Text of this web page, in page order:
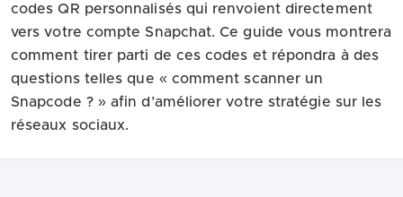
codes QR personnalisés qui renvoient directement
vers votre compte Snapchat. Ce guide vous montrera
comment tirer parti de ces codes et répondra à des
questions telles que « comment scanner un
Snapcode ? » afin d’améliorer votre stratégie sur les
réseaux sociaux.